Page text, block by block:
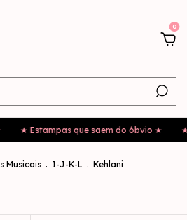
0
Estampas que saem do óbvio ★ ★
Musicais . I-J-K-L . Kehlani